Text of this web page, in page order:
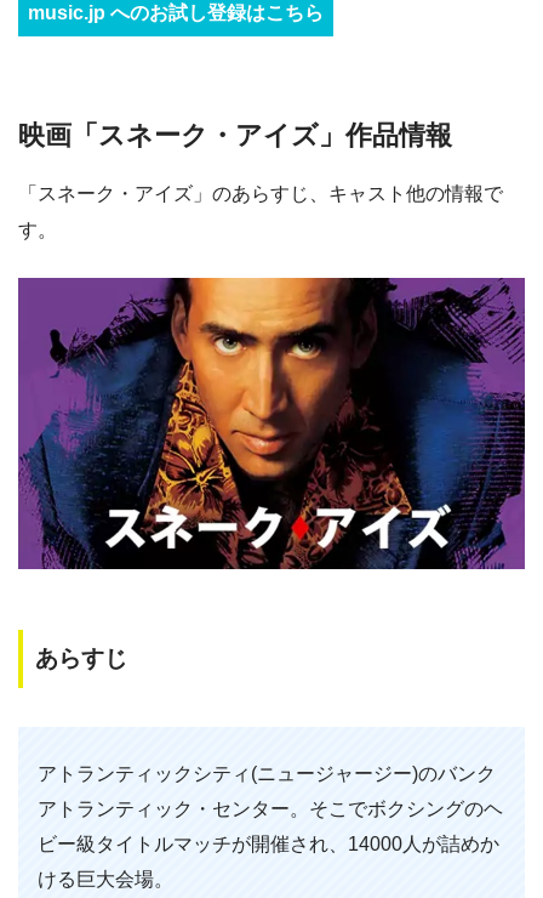
music.jp へのお試し登録はこちら
映画「スネーク・アイズ」作品情報
「スネーク・アイズ」のあらすじ、キャスト他の情報で
す。
あらすじ
アトランティックシティ(ニュージャージー)のバンク
アトランティック・センター。そこでボクシングのヘ
ビー級タイトルマッチが開催され、14000人が詰めか
ける巨大会場。